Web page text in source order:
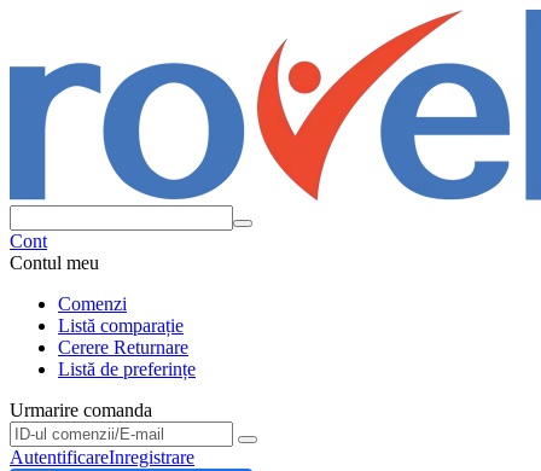
Cont
Contul meu
Comenzi
Listă comparație
Cerere Returnare
Listă de preferințe
Urmarire comanda
Urmarire comanda
AutentificareInregistrare